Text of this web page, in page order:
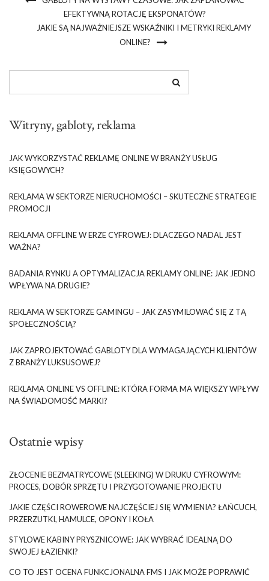
EFEKTYWNĄ ROTACJĘ EKSPONATÓW?
JAKIE SĄ NAJWAŻNIEJSZE WSKAŹNIKI I METRYKI REKLAMY
ONLINE?
Witryny, gabloty, reklama
JAK WYKORZYSTAĆ REKLAMĘ ONLINE W BRANŻY USŁUG
KSIĘGOWYCH?
REKLAMA W SEKTORZE NIERUCHOMOŚCI – SKUTECZNE STRATEGIE
PROMOCJI
REKLAMA OFFLINE W ERZE CYFROWEJ: DLACZEGO NADAL JEST
WAŻNA?
BADANIA RYNKU A OPTYMALIZACJA REKLAMY ONLINE: JAK JEDNO
WPŁYWA NA DRUGIE?
REKLAMA W SEKTORZE GAMINGU – JAK ZASYMILOWAĆ SIĘ Z TĄ
SPOŁECZNOŚCIĄ?
JAK ZAPROJEKTOWAĆ GABLOTY DLA WYMAGAJĄCYCH KLIENTÓW
Z BRANŻY LUKSUSOWEJ?
REKLAMA ONLINE VS OFFLINE: KTÓRA FORMA MA WIĘKSZY WPŁYW
NA ŚWIADOMOŚĆ MARKI?
Ostatnie wpisy
ZŁOCENIE BEZMATRYCOWE (SLEEKING) W DRUKU CYFROWYM:
PROCES, DOBÓR SPRZĘTU I PRZYGOTOWANIE PROJEKTU
JAKIE CZĘŚCI ROWEROWE NAJCZĘŚCIEJ SIĘ WYMIENIA? ŁAŃCUCH,
PRZERZUTKI, HAMULCE, OPONY I KOŁA
STYLOWE KABINY PRYSZNICOWE: JAK WYBRAĆ IDEALNĄ DO
SWOJEJ ŁAZIENKI?
CO TO JEST OCENA FUNKCJONALNA FMS I JAK MOŻE POPRAWIĆ